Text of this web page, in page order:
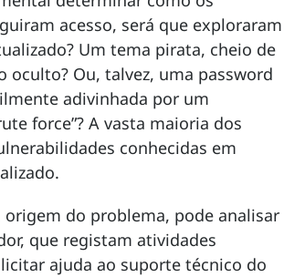
acesso, será que exploraram
Um tema pirata, cheio de
oculto? Ou, talvez, uma password
adivinhada por um
force”? A vasta maioria dos
conhecidas em
origem do problema, pode analisar
que registam atividades
ajuda ao suporte técnico do